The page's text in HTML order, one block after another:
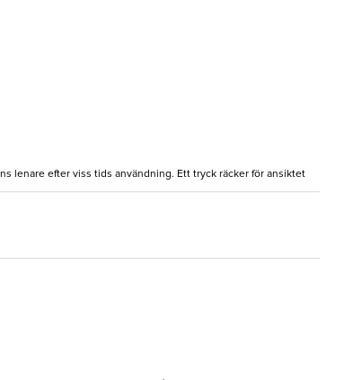
lenare efter viss tids användning. Ett tryck räcker för ansiktet